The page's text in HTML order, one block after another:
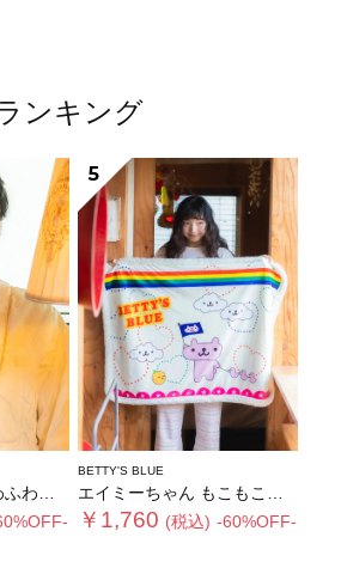
ンキング
ット
5
BETTY'S BLUE
エイミーちゃん もこもこブランケット
￥1,760 (税込) -60%OFF-